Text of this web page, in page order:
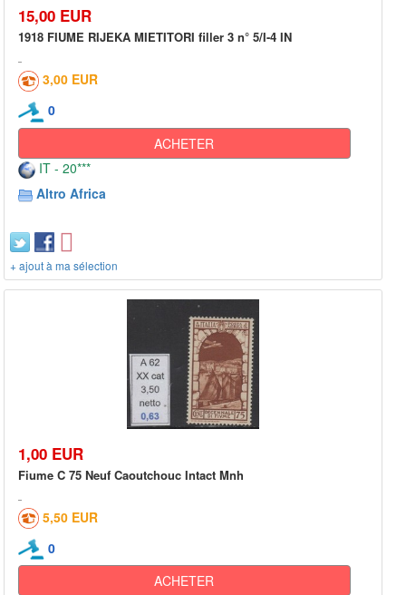
15,00 EUR
1918 FIUME RIJEKA MIETITORI filler 3 n° 5/I-4 IN
3,00 EUR
0
ACHETER
IT - 20***
Altro Africa
+ ajout à ma sélection
1,00 EUR
Fiume C 75 Neuf Caoutchouc Intact Mnh
5,50 EUR
0
ACHETER